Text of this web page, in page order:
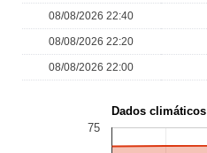
08/08/2026 22:40
08/08/2026 22:20
08/08/2026 22:00
Dados climáticos
75